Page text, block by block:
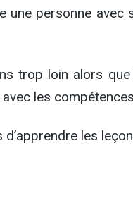
une personne
trop loin alors
les
les